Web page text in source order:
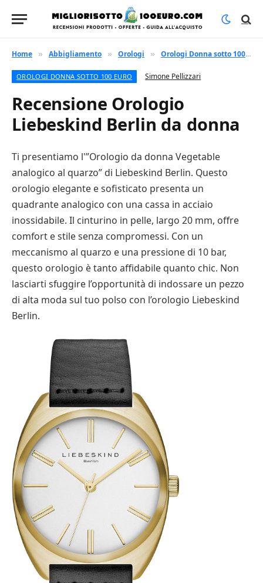
Home » Abbigliamento » Orologi » Orologi Donna sotto 100 euro
OROLOGI DONNA SOTTO 100 EURO Simone Pellizzari
Recensione Orologio
Liebeskind Berlin da donna
Ti presentiamo l'”Orologio da donna Vegetable
analogico al quarzo” di Liebeskind Berlin. Questo
orologio elegante e sofisticato presenta un
quadrante analogico con una cassa in acciaio
inossidabile. Il cinturino in pelle, largo 20 mm, offre
comfort e stile senza compromessi. Con un
meccanismo al quarzo e una pressione di 10 bar,
questo orologio è tanto affidabile quanto chic. Non
lasciarti sfuggire l’opportunità di indossare un pezzo
di alta moda sul tuo polso con l’orologio Liebeskind
Berlin.